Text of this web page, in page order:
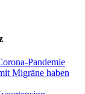
Pandemie
Migräne haben